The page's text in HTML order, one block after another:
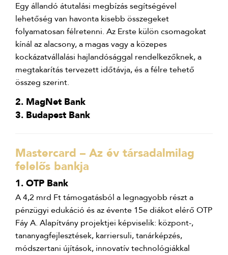
Egy állandó átutalási megbízás segítségével
lehetőség van havonta kisebb összegeket
folyamatosan félretenni. Az Erste külön csomagokat
kínál az alacsony, a magas vagy a közepes
kockázatvállalási hajlandósággal rendelkezőknek, a
megtakarítás tervezett időtávja, és a félre tehető
összeg szerint.
2. MagNet Bank
3. Budapest Bank
Mastercard – Az év társadalmilag
felelős bankja
1. OTP Bank
A 4,2 mrd Ft támogatásból a legnagyobb részt a
pénzügyi edukáció és az évente 15e diákot elérő OTP
Fáy A. Alapítvány projektjei képviselik: központ-,
tananyagfejlesztések, karriersuli, tanárképzés,
módszertani újítások, innovatív technológiákkal